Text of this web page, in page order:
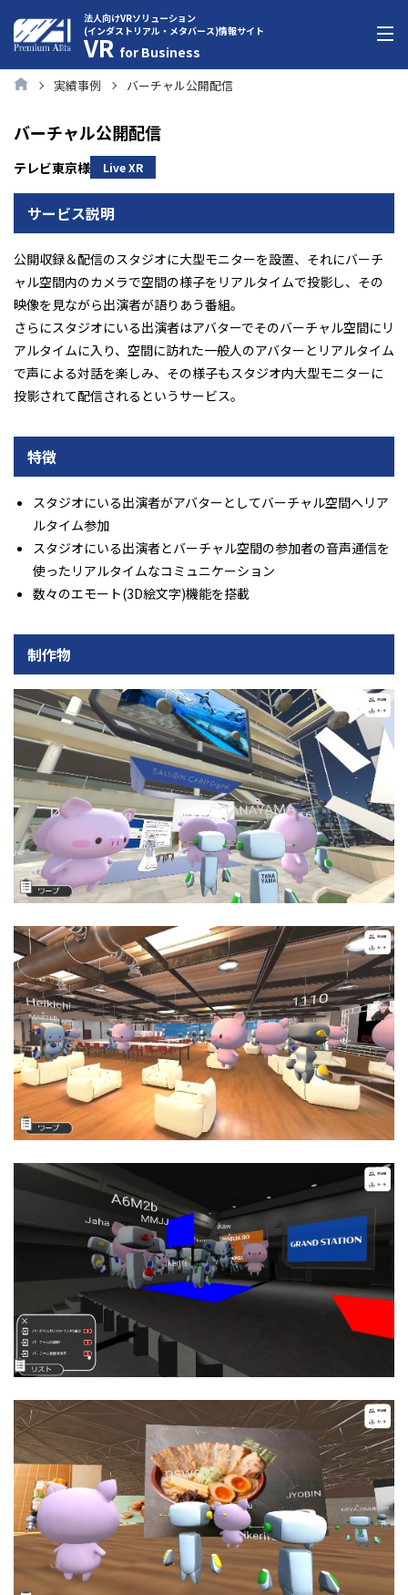
法人向けVRソリューション
(インダストリアル・メタバース)情報サイト
VR for Business
実績事例 バーチャル公開配信
バーチャル公開配信
テレビ東京様 Live XR
サービス説明
公開収録＆配信のスタジオに大型モニターを設置、それにバーチ
ャル空間内のカメラで空間の様子をリアルタイムで投影し、その
映像を見ながら出演者が語りあう番組。
さらにスタジオにいる出演者はアバターでそのバーチャル空間にリ
アルタイムに入り、空間に訪れた一般人のアバターとリアルタイム
で声による対話を楽しみ、その様子もスタジオ内大型モニターに
投影されて配信されるというサービス。
特徴
スタジオにいる出演者がアバターとしてバーチャル空間へリア
ルタイム参加
スタジオにいる出演者とバーチャル空間の参加者の音声通信を
使ったリアルタイムなコミュニケーション
数々のエモート(3D絵文字)機能を搭載
制作物